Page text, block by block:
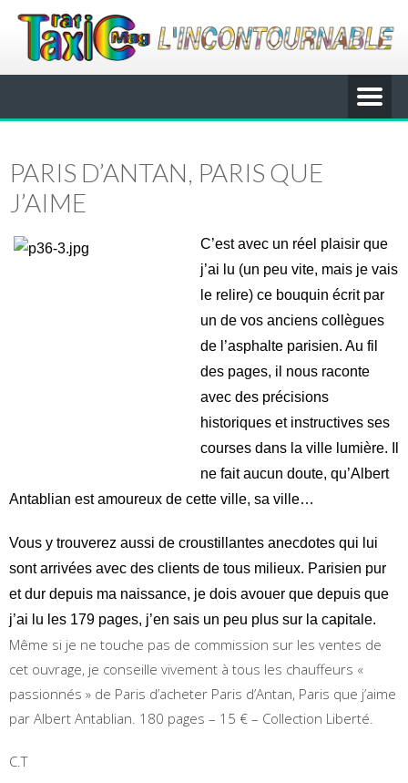
PARIS D’ANTAN, PARIS QUE
J’AIME
C’est avec un réel plaisir que
j’ai lu (un peu vite, mais je vais
le relire) ce bouquin écrit par
un de vos anciens collègues
de l’asphalte parisien. Au fil
des pages, il nous raconte
avec des précisions
historiques et instructives ses
courses dans la ville lumière. Il
ne fait aucun doute, qu’Albert
Antablian est amoureux de cette ville, sa ville…
Vous y trouverez aussi de croustillantes anecdotes qui lui
sont arrivées avec des clients de tous milieux. Parisien pur
et dur depuis ma naissance, je dois avouer que depuis que
j’ai lu les 179 pages, j’en sais un peu plus sur la capitale.
Même si je ne touche pas de commission sur les ventes de
cet ouvrage, je conseille vivement à tous les chauffeurs «
passionnés » de Paris d’acheter Paris d’Antan, Paris que j’aime
par Albert Antablian. 180 pages – 15 € – Collection Liberté.
C.T